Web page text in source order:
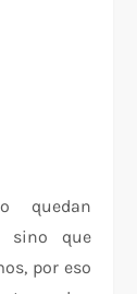
quedan
sino que
por eso